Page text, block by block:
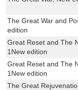
The Great War and
edition
Great Reset and The
1New edition
Great Reset and The
1New edition
The Great